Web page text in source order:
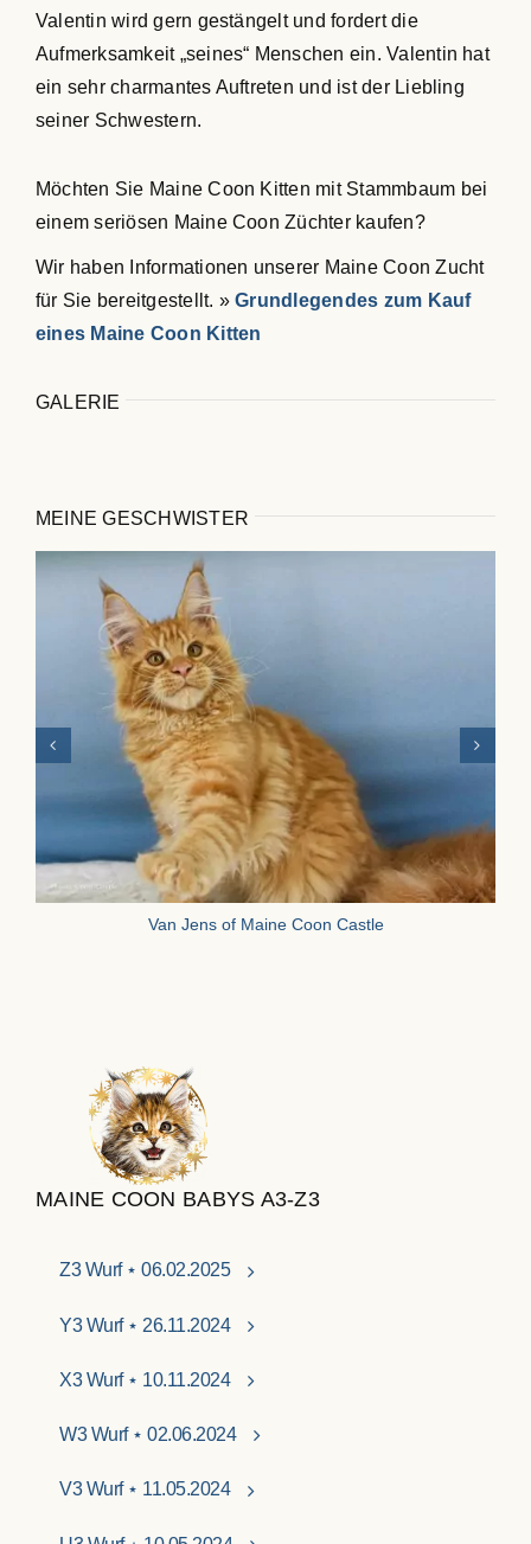
Valentin wird gern gestängelt und fordert die
Aufmerksamkeit „seines“ Menschen ein. Valentin hat
ein sehr charmantes Auftreten und ist der Liebling
seiner Schwestern.
Möchten Sie Maine Coon Kitten mit Stammbaum bei
einem seriösen Maine Coon Züchter kaufen?
Wir haben Informationen unserer Maine Coon Zucht
für Sie bereitgestellt. »Grundlegendes zum Kauf
eines Maine Coon Kitten
GALERIE
MEINE GESCHWISTER
Van Jens of Maine Coon Castle
MAINE COON BABYS A3-Z3
Z3 Wurf ⋆ 06.02.2025
Y3 Wurf ⋆ 26.11.2024
X3 Wurf ⋆ 10.11.2024
W3 Wurf ⋆ 02.06.2024
V3 Wurf ⋆ 11.05.2024